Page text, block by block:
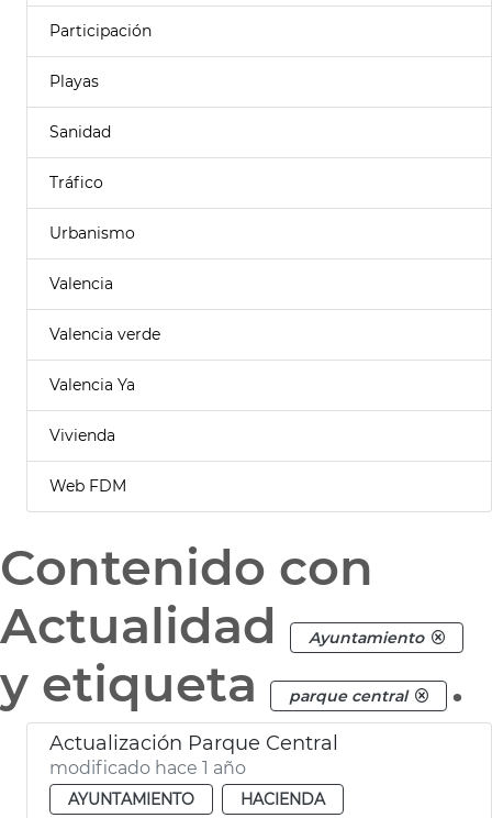
Participación
Playas
Sanidad
Tráfico
Urbanismo
Valencia
Valencia verde
Valencia Ya
Vivienda
Web FDM
Contenido con
Actualidad
Ayuntamiento
y etiqueta parque central .
Actualización Parque Central
modificado hace 1 año
AYUNTAMIENTO
HACIENDA